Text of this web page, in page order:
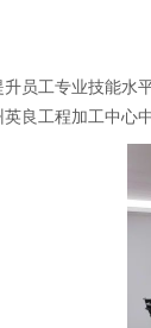
升员工专业技能水
良工程加工中心